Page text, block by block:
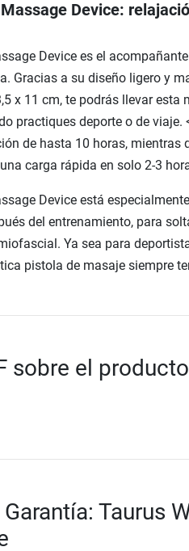
Device:
Device es el
Gracias a su diseño ligero y
x 11 cm, te podrás llevar esta
practiques deporte o de
de hasta 10 horas, mientras
carga rápida en solo 2-3
Device está
del entrenamiento, para
Ya sea para
pistola de masaje siempre
sobre el producto
Taurus